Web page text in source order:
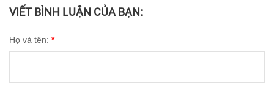
VIẾT BÌNH LUẬN CỦA BẠN:
Họ và tên: *